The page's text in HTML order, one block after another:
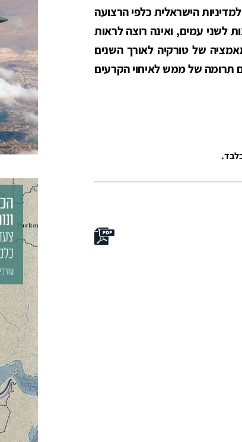
הישראלית כלפי הרצועה
לשני עמים, ואינה רוצה לראות
של טורקיה לאורך השנים
תרומה של ממש לאיחוי הקרעים